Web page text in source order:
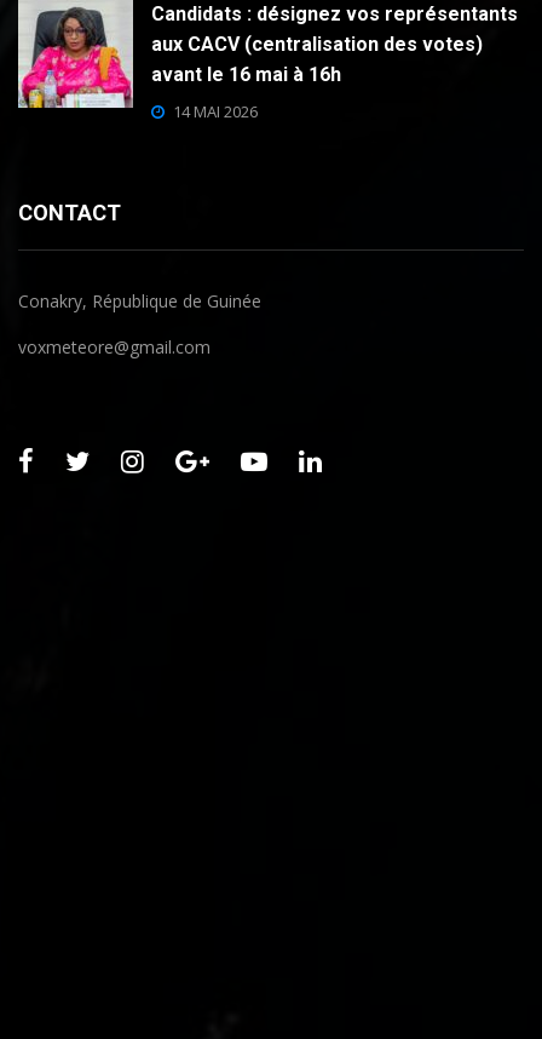
Candidats : désignez vos représentants
aux CACV (centralisation des votes)
avant le 16 mai à 16h
14 MAI 2026
CONTACT
Conakry, République de Guinée
voxmeteore@gmail.com